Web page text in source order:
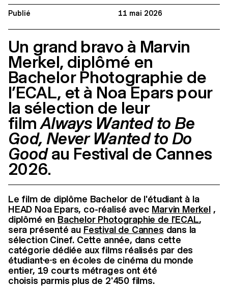
Publié 11 mai 2026
Un grand bravo à Marvin
Merkel, diplômé en
Bachelor Photographie de
l’ECAL, et à Noa Epars pour
la sélection de leur
filmAlways Wanted to Be
God, Never Wanted to Do
Goodau Festival de Cannes
2026.
Le film de diplôme Bachelor de l'étudiant à la
HEAD Noa Epars, co-réalisé avec Marvin Merkel,
diplômé en Bachelor Photographie de l'ECAL,
sera présenté au Festival de Cannes dans la
sélection Cinef. Cette année, dans cette
catégorie dédiée aux films réalisés par des
étudiant·e·s en écoles de cinéma du monde
entier, 19 courts métrages ont été
choisis parmis plus de 2'450 films.